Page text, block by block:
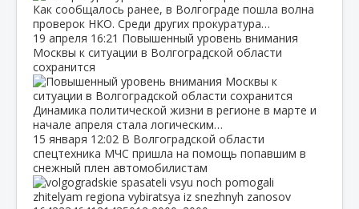
Как сообщалось ранее, в Волгограде пошла волна
проверок НКО. Среди других прокуратура…
19 апреля 16:21 Повышенный уровень внимания
Москвы к ситуации в Волгоградской области
сохранится
Динамика политической жизни в регионе в марте и
начале апреля стала логическим…
15 января 12:02 В Волгоградской области
спецтехника МЧС пришла на помощь попавшим в
снежный плен автомобилистам